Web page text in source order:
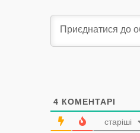
4 КОМЕНТАРІ
старіші